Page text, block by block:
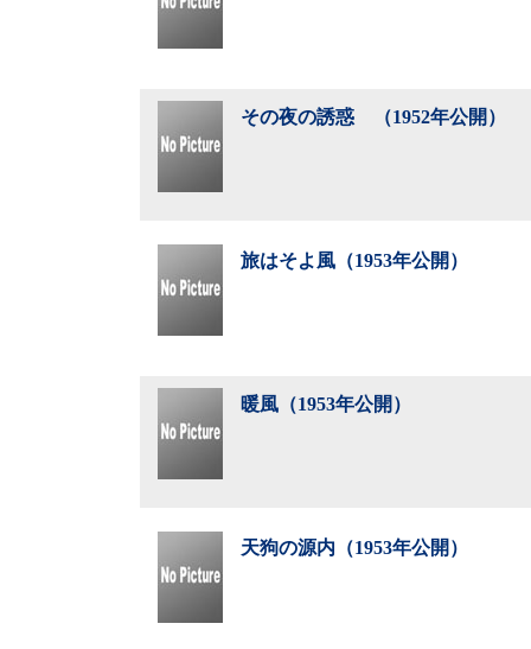
その夜の誘惑 （1952年公開）
旅はそよ風（1953年公開）
暖風（1953年公開）
天狗の源内（1953年公開）